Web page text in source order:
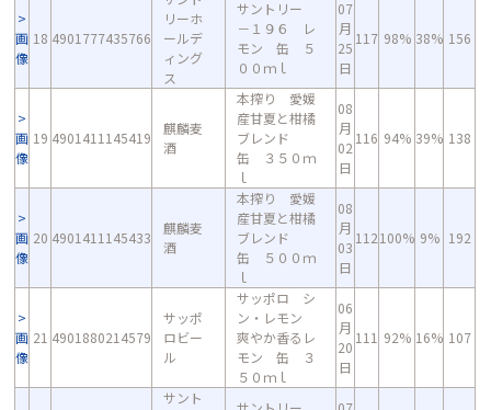
画
像
18 4901777435766
リーホ
ールデ
ィング
ス
サントリー
－１９６ レ
モン 缶 ５
００ｍｌ
07
月
25
日
117 98% 38% 156
画
像
19 4901411145419
麒麟麦
酒
本搾り 愛媛
産甘夏と柑橘
ブレンド
缶 ３５０ｍ
ｌ
08
月
02
日
116 94% 39% 138
画
像
20 4901411145433
麒麟麦
酒
本搾り 愛媛
産甘夏と柑橘
ブレンド
缶 ５００ｍ
ｌ
08
月
03
日
112100% 9% 192
画
像
21 4901880214579
サッポ
ロビー
ル
サッポロ シ
ン・レモン
爽やか香るレ
モン 缶 ３
５０ｍｌ
06
月
20
日
111 92% 16% 107
サント